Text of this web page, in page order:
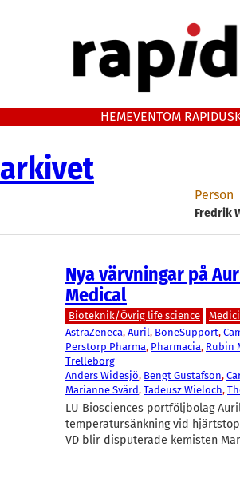
HEMEVENTOM RAPIDUS
arkivet
Person
Fredrik
Nya värvningar på
Medical
Bioteknik/Övrig life science
AstraZeneca, Auril, BoneSupport,
Perstorp Pharma, Pharmacia, Rubin
Trelleborg
Anders Widesjö, Bengt Gustafson,
Marianne Svärd, Tadeusz Wieloch,
LU Biosciences portföljbolag
temperatursänkning vid
VD blir disputerade kemisten